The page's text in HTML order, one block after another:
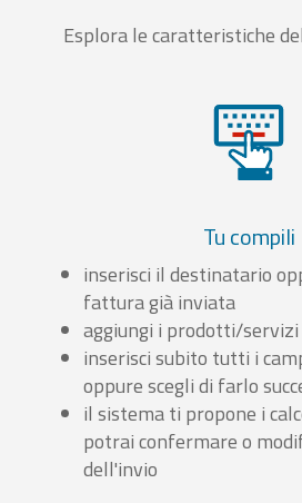
Esplora le caratteristiche
Tu compili
inserisci il destinatario
fattura già inviata
aggiungi i prodotti/servizi
inserisci subito tutti i
oppure scegli di farlo
il sistema ti propone i
potrai confermare o
dell'invio